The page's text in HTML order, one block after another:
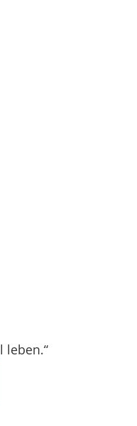
leben.“